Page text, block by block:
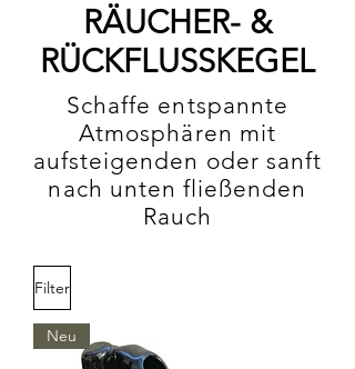
RÄUCHER- &
RÜCKFLUSSKEGEL
Schaffe entspannte
Atmosphären mit
aufsteigenden oder sanft
nach unten fließenden
Rauch
Filter
Neu